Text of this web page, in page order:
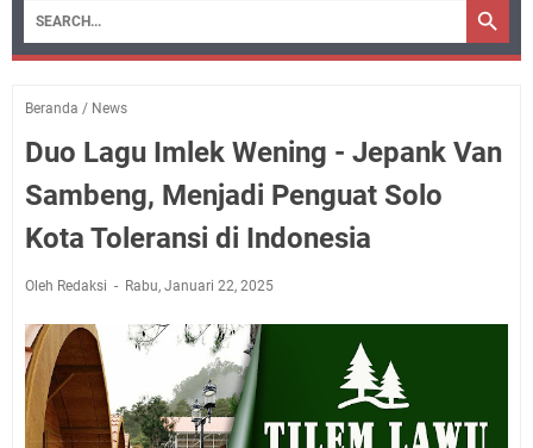
Beranda / News
Duo Lagu Imlek Wening - Jepank Van
Sambeng, Menjadi Penguat Solo
Kota Toleransi di Indonesia
Oleh Redaksi Rabu, Januari 22, 2025